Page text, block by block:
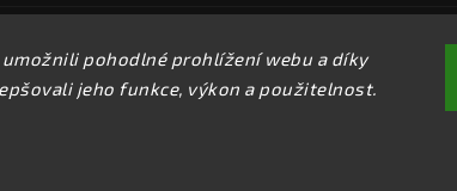
umožnili pohodlné prohlížení webu a díky
jeho funkce, výkon a použitelnost.
kapesni-noze.cz . Všechna práva vyhrazena.
Upravit nastavení cookies